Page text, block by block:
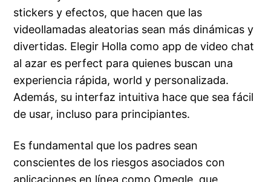
stickers y efectos, que hacen que las
videollamadas aleatorias sean más dinámicas y
divertidas. Elegir Holla como app de video chat
al azar es perfect para quienes buscan una
experiencia rápida, world y personalizada.
Además, su interfaz intuitiva hace que sea fácil
de usar, incluso para principiantes.
Es fundamental que los padres sean
conscientes de los riesgos asociados con